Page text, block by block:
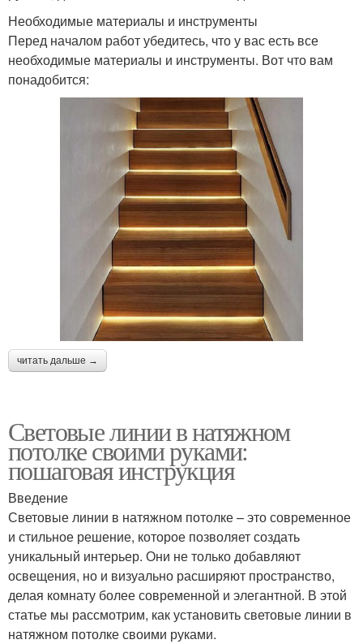
Необходимые материалы и инструменты
Перед началом работ убедитесь, что у вас есть все
необходимые материалы и инструменты. Вот что вам
понадобится:
читать дальше →
Световые линии в натяжном
потолке своими руками:
пошаговая инструкция
Введение
Световые линии в натяжном потолке – это современное
и стильное решение, которое позволяет создать
уникальный интерьер. Они не только добавляют
освещения, но и визуально расширяют пространство,
делая комнату более современной и элегантной. В этой
статье мы рассмотрим, как установить световые линии в
натяжном потолке своими руками.